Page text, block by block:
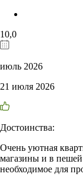
10,0
июль 2026
21 июля 2026
Достоинства:
Очень уютная
магазины и в пешей
необходимое для